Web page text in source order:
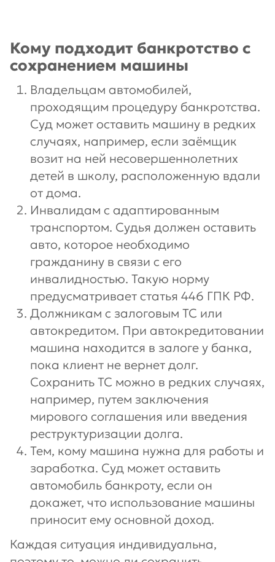
Кому подходит банкротство с
сохранением машины
Владельцам автомобилей,
проходящим процедуру банкротства.
Суд может оставить машину в редких
случаях, например, если заёмщик
возит на ней несовершеннолетних
детей в школу, расположенную вдали
от дома.
Инвалидам с адаптированным
транспортом. Судья должен оставить
авто, которое необходимо
гражданину в связи с его
инвалидностью. Такую норму
предусматривает статья 446 ГПК РФ.
Должникам с залоговым ТС или
автокредитом. При автокредитовании
машина находится в залоге у банка,
пока клиент не вернет долг.
Сохранить ТС можно в редких случаях,
например, путем заключения
мирового соглашения или введения
реструктуризации долга.
Тем, кому машина нужна для работы и
заработка. Суд может оставить
автомобиль банкроту, если он
докажет, что использование машины
приносит ему основной доход.
Каждая ситуация индивидуальна,